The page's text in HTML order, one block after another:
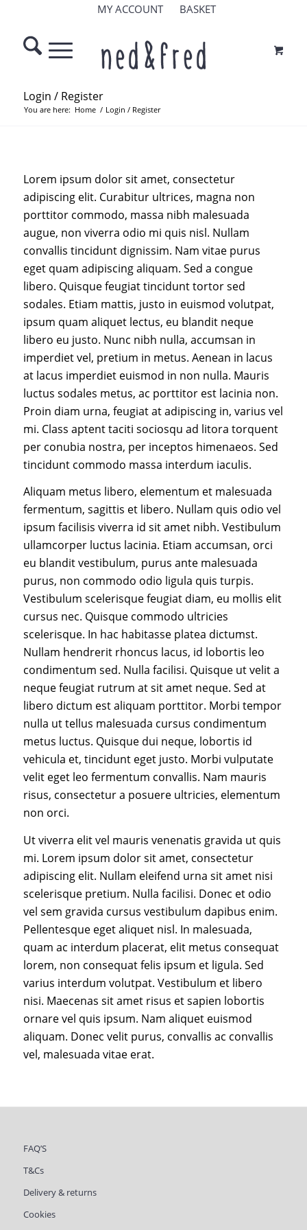
MY ACCOUNT BASKET
Login / Register
You are here: Home / Login / Register
srfm
sec
test
Lorem ipsum dolor sit amet, consectetur
adipiscing elit. Curabitur ultrices, magna non
porttitor commodo, massa nibh malesuada
augue, non viverra odio mi quis nisl. Nullam
convallis tincidunt dignissim. Nam vitae purus
eget quam adipiscing aliquam. Sed a congue
libero. Quisque feugiat tincidunt tortor sed
sodales. Etiam mattis, justo in euismod volutpat,
ipsum quam aliquet lectus, eu blandit neque
libero eu justo. Nunc nibh nulla, accumsan in
imperdiet vel, pretium in metus. Aenean in lacus
at lacus imperdiet euismod in non nulla. Mauris
luctus sodales metus, ac porttitor est lacinia non.
Proin diam urna, feugiat at adipiscing in, varius vel
mi. Class aptent taciti sociosqu ad litora torquent
per conubia nostra, per inceptos himenaeos. Sed
tincidunt commodo massa interdum iaculis.
Aliquam metus libero, elementum et malesuada
fermentum, sagittis et libero. Nullam quis odio vel
ipsum facilisis viverra id sit amet nibh. Vestibulum
ullamcorper luctus lacinia. Etiam accumsan, orci
eu blandit vestibulum, purus ante malesuada
purus, non commodo odio ligula quis turpis.
Vestibulum scelerisque feugiat diam, eu mollis elit
cursus nec. Quisque commodo ultricies
scelerisque. In hac habitasse platea dictumst.
Nullam hendrerit rhoncus lacus, id lobortis leo
condimentum sed. Nulla facilisi. Quisque ut velit a
neque feugiat rutrum at sit amet neque. Sed at
libero dictum est aliquam porttitor. Morbi tempor
nulla ut tellus malesuada cursus condimentum
metus luctus. Quisque dui neque, lobortis id
vehicula et, tincidunt eget justo. Morbi vulputate
velit eget leo fermentum convallis. Nam mauris
risus, consectetur a posuere ultricies, elementum
non orci.
Ut viverra elit vel mauris venenatis gravida ut quis
mi. Lorem ipsum dolor sit amet, consectetur
adipiscing elit. Nullam eleifend urna sit amet nisi
scelerisque pretium. Nulla facilisi. Donec et odio
vel sem gravida cursus vestibulum dapibus enim.
Pellentesque eget aliquet nisl. In malesuada,
quam ac interdum placerat, elit metus consequat
lorem, non consequat felis ipsum et ligula. Sed
varius interdum volutpat. Vestibulum et libero
nisi. Maecenas sit amet risus et sapien lobortis
ornare vel quis ipsum. Nam aliquet euismod
aliquam. Donec velit purus, convallis ac convallis
vel, malesuada vitae erat.
FAQ’S
T&Cs
Delivery & returns
Cookies